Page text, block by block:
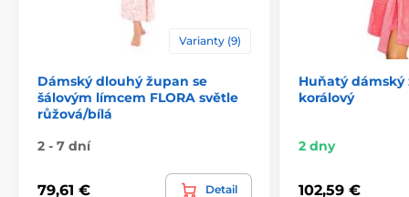
Varianty (9)
Dámský dlouhý župan se
šálovým límcem FLORA světle
růžová/bílá
2 - 7 dní
79,61 € Detail
Huňatý dámský
korálový
2 dny
102,59 €